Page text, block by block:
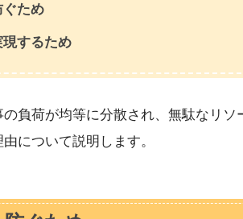
ため
するため
負荷が均等に分散され、無駄なリ
について説明します。